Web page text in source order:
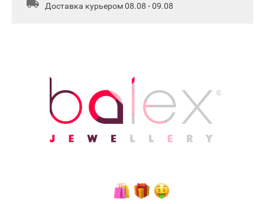
Доставка курьером 08.08 - 09.08